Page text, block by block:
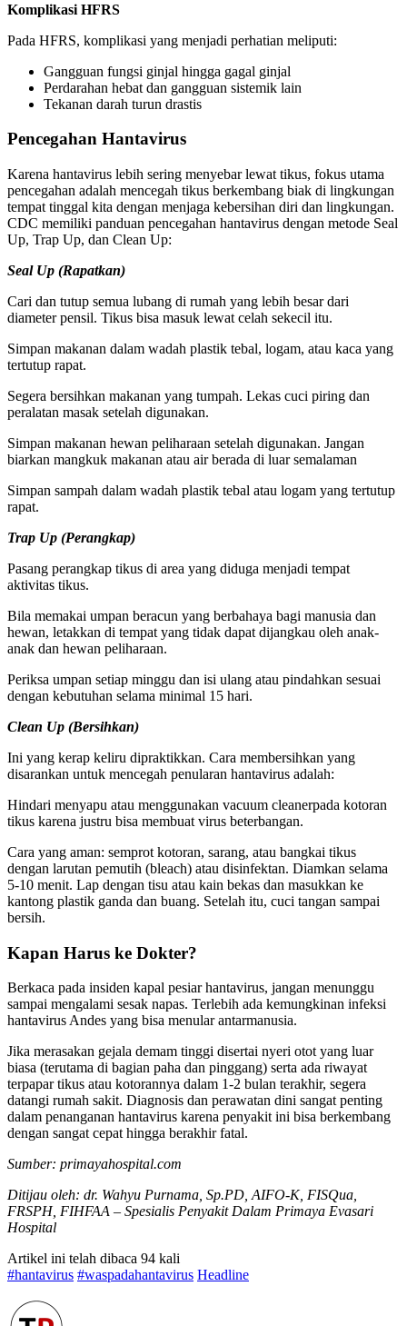
Komplikasi HFRS
Pada HFRS, komplikasi yang menjadi perhatian meliputi:
Gangguan fungsi ginjal hingga gagal ginjal
Perdarahan hebat dan gangguan sistemik lain
Tekanan darah turun drastis
Pencegahan Hantavirus
Karena hantavirus lebih sering menyebar lewat tikus, fokus utama
pencegahan adalah mencegah tikus berkembang biak di lingkungan
tempat tinggal kita dengan menjaga kebersihan diri dan lingkungan.
CDC memiliki panduan pencegahan hantavirus dengan metode Seal
Up, Trap Up, dan Clean Up:
Seal Up (Rapatkan)
Cari dan tutup semua lubang di rumah yang lebih besar dari
diameter pensil. Tikus bisa masuk lewat celah sekecil itu.
Simpan makanan dalam wadah plastik tebal, logam, atau kaca yang
tertutup rapat.
Segera bersihkan makanan yang tumpah. Lekas cuci piring dan
peralatan masak setelah digunakan.
Simpan makanan hewan peliharaan setelah digunakan. Jangan
biarkan mangkuk makanan atau air berada di luar semalaman
Simpan sampah dalam wadah plastik tebal atau logam yang tertutup
rapat.
Trap Up (Perangkap)
Pasang perangkap tikus di area yang diduga menjadi tempat
aktivitas tikus.
Bila memakai umpan beracun yang berbahaya bagi manusia dan
hewan, letakkan di tempat yang tidak dapat dijangkau oleh anak-
anak dan hewan peliharaan.
Periksa umpan setiap minggu dan isi ulang atau pindahkan sesuai
dengan kebutuhan selama minimal 15 hari.
Clean Up (Bersihkan)
Ini yang kerap keliru dipraktikkan. Cara membersihkan yang
disarankan untuk mencegah penularan hantavirus adalah:
Hindari menyapu atau menggunakan vacuum cleanerpada kotoran
tikus karena justru bisa membuat virus beterbangan.
Cara yang aman: semprot kotoran, sarang, atau bangkai tikus
dengan larutan pemutih (bleach) atau disinfektan. Diamkan selama
5-10 menit. Lap dengan tisu atau kain bekas dan masukkan ke
kantong plastik ganda dan buang. Setelah itu, cuci tangan sampai
bersih.
Kapan Harus ke Dokter?
Berkaca pada insiden kapal pesiar hantavirus, jangan menunggu
sampai mengalami sesak napas. Terlebih ada kemungkinan infeksi
hantavirus Andes yang bisa menular antarmanusia.
Jika merasakan gejala demam tinggi disertai nyeri otot yang luar
biasa (terutama di bagian paha dan pinggang) serta ada riwayat
terpapar tikus atau kotorannya dalam 1-2 bulan terakhir, segera
datangi rumah sakit. Diagnosis dan perawatan dini sangat penting
dalam penanganan hantavirus karena penyakit ini bisa berkembang
dengan sangat cepat hingga berakhir fatal.
Sumber: primayahospital.com
Ditijau oleh: dr. Wahyu Purnama, Sp.PD, AIFO-K, FISQua,
FRSPH, FIHFAA – Spesialis Penyakit Dalam Primaya Evasari
Hospital
Artikel ini telah dibaca 94 kali
#hantavirus #waspadahantavirus Headline